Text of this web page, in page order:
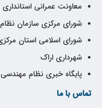
معاونت عمرانی
شورای مرکزی سازمان
شورای اسلامی استان
شهرداری اراک
پایگاه خبری نظام
تماس با ما